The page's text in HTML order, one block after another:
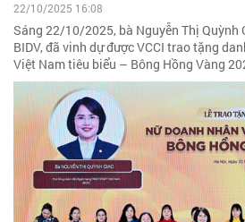
22/10/2025 16:08
Sáng 22/10/2025, bà Nguyễn Thị Quỳnh
BIDV, đã vinh dự được VCCI trao tặng
Việt Nam tiêu biểu – Bông Hồng Vàng